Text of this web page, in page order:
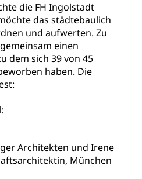
die FH Ingolstadt
das städtebaulich
und aufwerten. Zu
einen
dem sich 39 von 45
haben. Die
Architekten und Irene
München